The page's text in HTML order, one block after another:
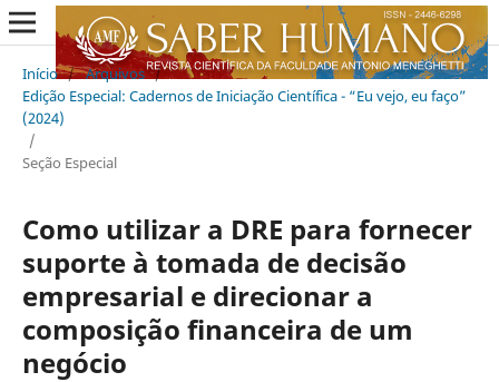
Início / Arquivos /
Edição Especial: Cadernos de Iniciação Científica - “Eu vejo, eu faço”
(2024)
/
Seção Especial
Como utilizar a DRE para fornecer
suporte à tomada de decisão
empresarial e direcionar a
composição financeira de um
negócio